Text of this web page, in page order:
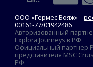
ООО «Гермес Вояж» –
00161-77/01942486
Авторизованный
Explora Journeys в РФ
Официальный партнер
представителя MSC
РФ